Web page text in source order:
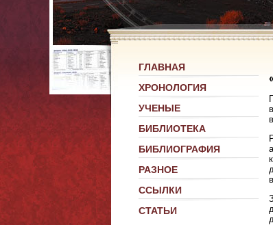
ГЛАВНАЯ
ХРОНОЛОГИЯ
УЧЕНЫЕ
БИБЛИОТЕКА
БИБЛИОГРАФИЯ
РАЗНОЕ
ССЫЛКИ
СТАТЬИ